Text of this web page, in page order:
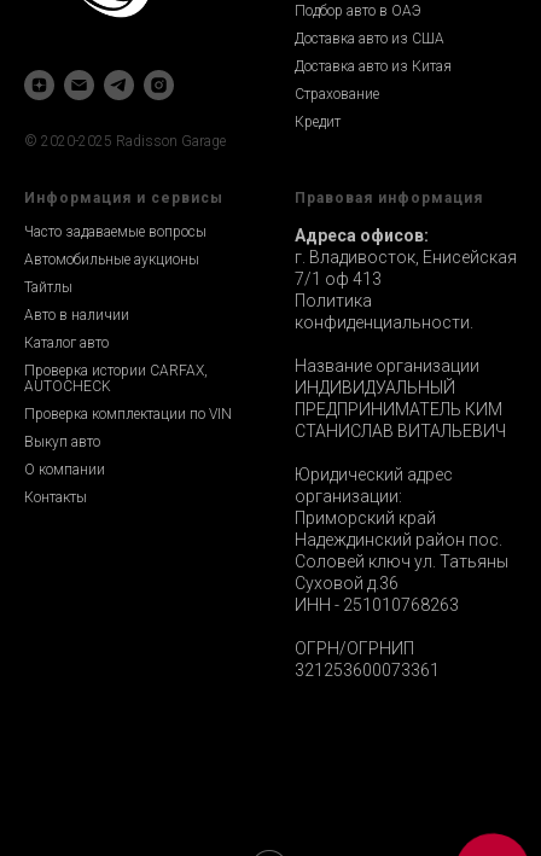
© 2020-2025 Radisson Garage
Подбор авто в ОАЭ
Доставка авто из США
Доставка авто из Китая
Страхование
Кредит
Информация и сервисы
Часто задаваемые вопросы
Автомобильные аукционы
Тайтлы
Авто в наличии
Каталог авто
Проверка истории CARFAX,
AUTOCHECK
Проверка комплектации по VIN
Выкуп авто
О компании
Контакты
Правовая информация
Адреса офисов:
г. Владивосток, Енисейская
7/1 оф 413
Политика
конфиденциальности.
Название организации
ИНДИВИДУАЛЬНЫЙ
ПРЕДПРИНИМАТЕЛЬ КИМ
СТАНИСЛАВ ВИТАЛЬЕВИЧ
Юридический адрес
организации:
Приморский край
Надеждинский район пос.
Соловей ключ ул. Татьяны
Суховой д.36
ИНН - 251010768263
ОГРН/ОГРНИП
321253600073361